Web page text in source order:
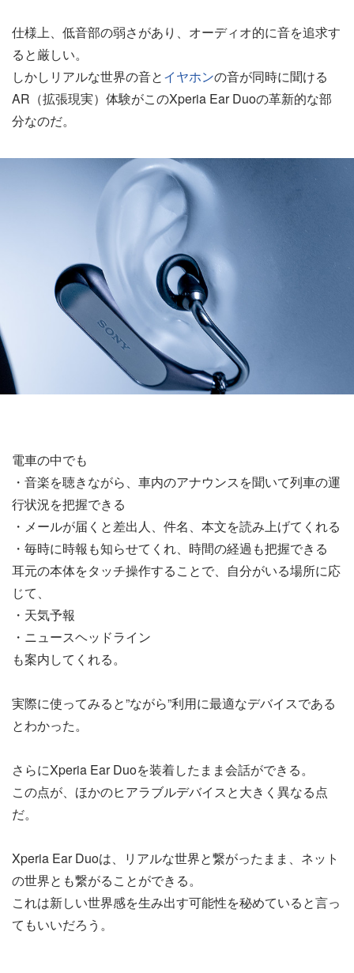
仕様上、低音部の弱さがあり、オーディオ的に音を追求す
ると厳しい。
しかしリアルな世界の音とイヤホンの音が同時に聞ける
AR（拡張現実）体験がこのXperia Ear Duoの革新的な部
分なのだ。
電車の中でも
・音楽を聴きながら、車内のアナウンスを聞いて列車の運
行状況を把握できる
・メールが届くと差出人、件名、本文を読み上げてくれる
・毎時に時報も知らせてくれ、時間の経過も把握できる
耳元の本体をタッチ操作することで、自分がいる場所に応
じて、
・天気予報
・ニュースヘッドライン
も案内してくれる。
実際に使ってみると”ながら”利用に最適なデバイスである
とわかった。
さらにXperia Ear Duoを装着したまま会話ができる。
この点が、ほかのヒアラブルデバイスと大きく異なる点
だ。
Xperia Ear Duoは、リアルな世界と繋がったまま、ネット
の世界とも繋がることができる。
これは新しい世界感を生み出す可能性を秘めていると言っ
てもいいだろう。